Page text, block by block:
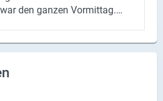
den gan­zen Vor­mit­tag.